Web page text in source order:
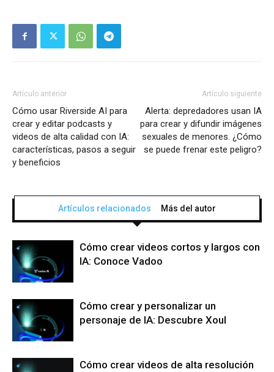
Artículo anterior
Cómo usar Riverside AI para
crear y editar podcasts y
videos de alta calidad con IA:
características, pasos a seguir
y beneficios
Artículo siguiente
Alerta: depredadores usan IA
para crear y difundir imágenes
sexuales de menores. ¿Cómo
se puede frenar este peligro?
Artículos relacionados Más del autor
Cómo crear videos cortos y largos con
IA: Conoce Vadoo
Cómo crear y personalizar un
personaje de IA: Descubre Xoul
Cómo crear videos de alta resolución